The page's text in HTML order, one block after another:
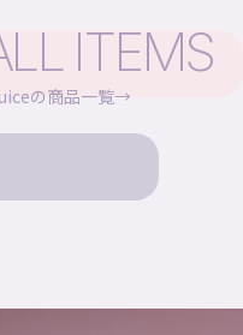
ITEMS
の商品一覧